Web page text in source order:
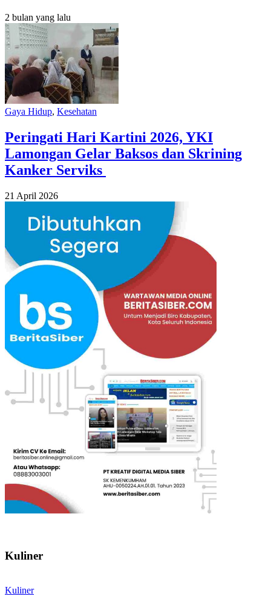
2 bulan yang lalu
Gaya Hidup, Kesehatan
Peringati Hari Kartini 2026, YKI
Lamongan Gelar Baksos dan Skrining
Kanker Serviks
21 April 2026
Kuliner
Kuliner